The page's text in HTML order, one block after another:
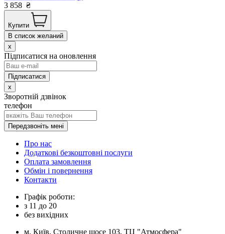
3 858 ₴
Купити
В список желаний
x
Підписатися на оновлення
x
Зворотній дзвінок
телефон
Передзвоніть мені
Про нас
Додаткові безкоштовні послуги
Оплата замовлення
Обмін і повернення
Контакти
Графік роботи:
з 11 до 20
без вихідних
м. Київ, Столичне шосе 103, ТЦ "Атмосфера"